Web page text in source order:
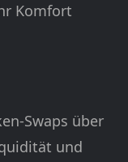
Komfort
Swaps über
und